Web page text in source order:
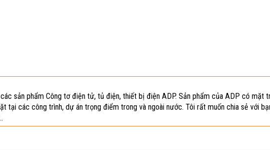
sản phẩm Công tơ điện tử, tủ điện, thiết bị điện ADP. Sản phẩm của ADP có mặt
tại các công trình, dự án trọng điểm trong và ngoài nước. Tôi rất muốn chia sẻ với